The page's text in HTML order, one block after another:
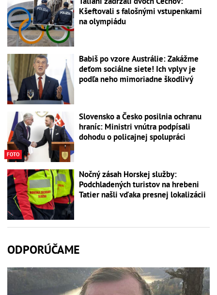
Kšeftovali s falošnými vstupenkami
na olympiádu
Babiš po vzore Austrálie: Zakážme
deťom sociálne siete! Ich vplyv je
podľa neho mimoriadne škodlivý
FOTO
Slovensko a Česko posilnia ochranu
hraníc: Ministri vnútra podpísali
dohodu o policajnej spolupráci
Nočný zásah Horskej služby:
Podchladených turistov na hrebeni
Tatier našli vďaka presnej lokalizácii
ODPORÚČAME